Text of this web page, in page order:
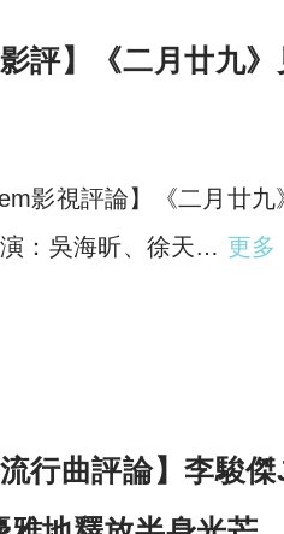
影評】《二月廿九
影視評論】《二月廿
：吳海昕、徐天… 更多
流行曲評論】李駿